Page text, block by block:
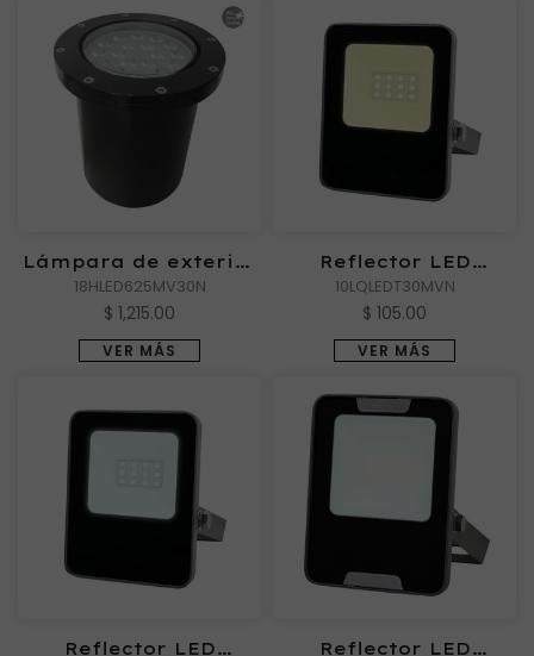
Lámpara de exterior
LED para empotrar
en piso, 18 W, Luz
18HLED625MV30N
$ 1,215.00
VER MÁS
Reflector LED
Exterior ZIBAL I de
Luz Cálida
10LQLEDT30MVN
$ 105.00
VER MÁS
Reflector LED
Reflector LED